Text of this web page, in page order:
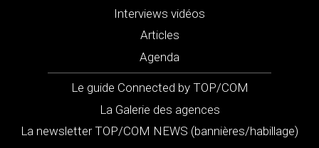
Interviews vidéos
Articles
Agenda
Le guide Connected by TOP/COM
La Galerie des agences
La newsletter TOP/COM NEWS (bannières/habillage)